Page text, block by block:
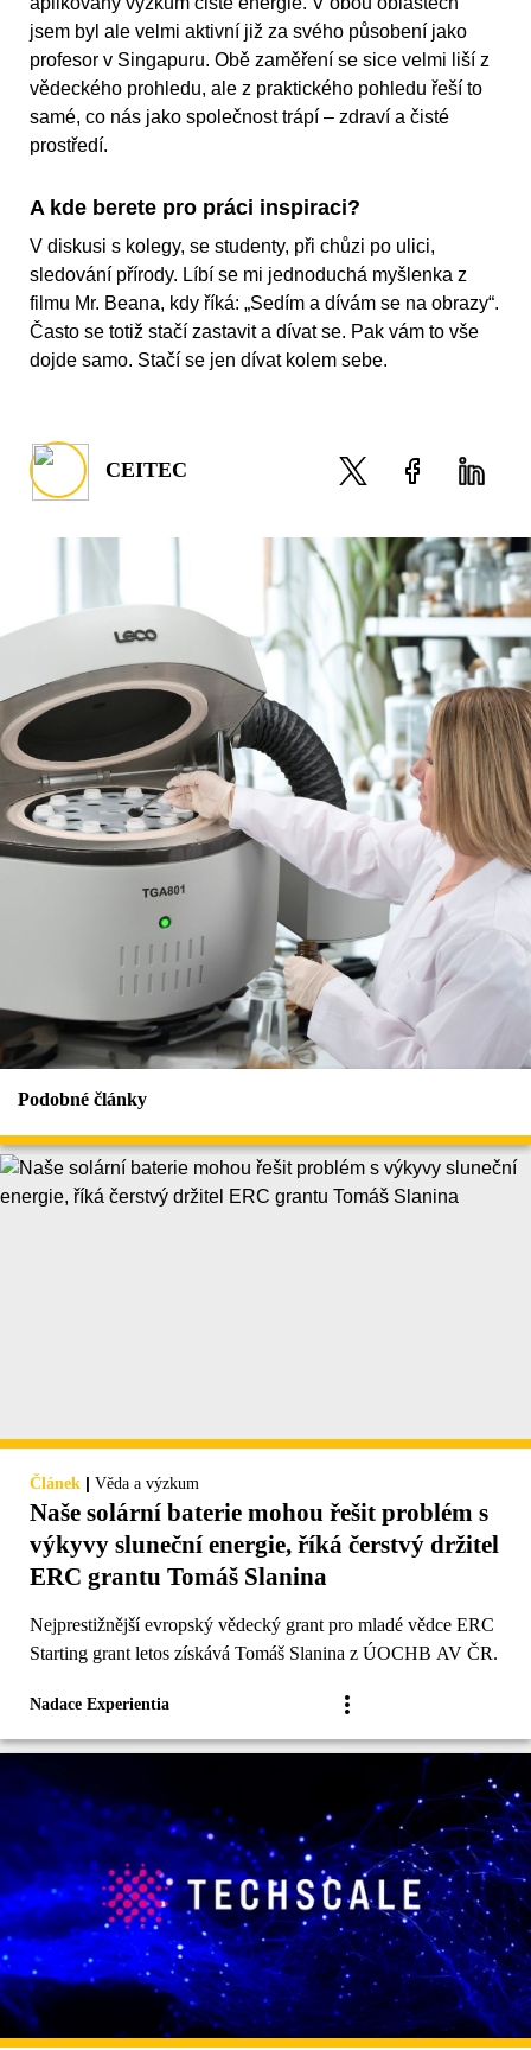
jsem byl ale velmi aktivní již za svého působení jako
profesor v Singapuru. Obě zaměření se sice velmi liší z
vědeckého prohledu, ale z praktického pohledu řeší to
samé, co nás jako společnost trápí – zdraví a čisté
prostředí.
A kde berete pro práci inspiraci?
V diskusi s kolegy, se studenty, při chůzi po ulici,
sledování přírody. Líbí se mi jednoduchá myšlenka z
filmu Mr. Beana, kdy říká: „Sedím a dívám se na obrazy“.
Často se totiž stačí zastavit a dívat se. Pak vám to vše
dojde samo. Stačí se jen dívat kolem sebe.
CEITEC
Podobné články
Článek | Věda a výzkum
Naše solární baterie mohou řešit problém s
výkyvy sluneční energie, říká čerstvý držitel
ERC grantu Tomáš Slanina
Nejprestižnější evropský vědecký grant pro mladé vědce ERC
Starting grant letos získává Tomáš Slanina z ÚOCHB AV ČR.
Nadace Experientia